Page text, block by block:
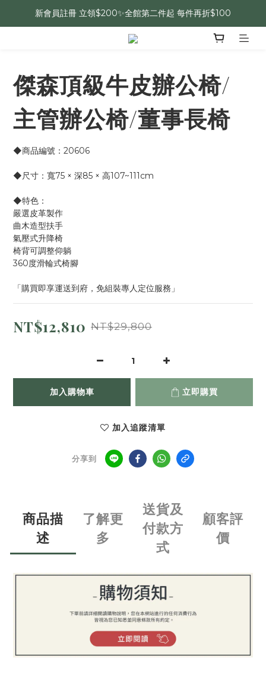
新會員註冊 立領$200✨全館第二件起 每件再折$100
傑森頂級牛皮辦公椅/
主管辦公椅/董事長椅
◆商品編號：20606
◆尺寸：寬75 × 深85 × 高107~111cm
◆特色：
嚴選皮革製作
曲木造型扶手
氣壓式升降椅
椅背可調整仰躺
360度滑輪式椅腳
「購買即享運送到府，免組裝專人定位服務」
NT$12,810 NT$29,800
加入購物車 立即購買
加入追蹤清單
分享到
商品描
述
了解更
多
送貨及
付款方
式
顧客評
價